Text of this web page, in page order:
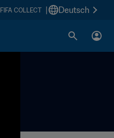
FIFA COLLECT Deutsch